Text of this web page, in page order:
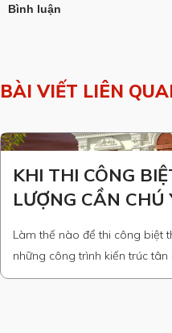
Bình luận
BÀI VIẾT LIÊN
KHI THI CÔNG
LƯỢNG CẦN CHÚ
Làm thế nào để thi công biệt
những công trình kiến trúc tân
gia chủ quan tâm. Như bạn
nhà ở cao cấp, có quy mô